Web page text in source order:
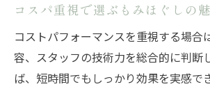
コスパ重視で選ぶもみほぐしの
コストパフォーマンスを重視する場合
容、スタッフの技術力を総合的に判断
ば、短時間でもしっかり効果を実感で